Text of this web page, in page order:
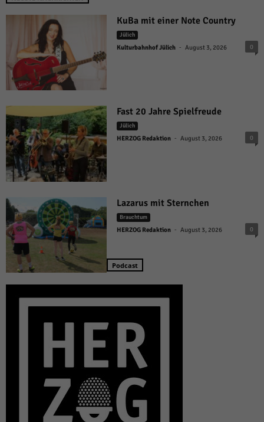
KuBa mit einer Note Country
Jülich
Kulturbahnhof Jülich - August 3, 2026 0
Fast 20 Jahre Spielfreude
Jülich
HERZOG Redaktion - August 3, 2026 0
Lazarus mit Sternchen
Brauchtum
HERZOG Redaktion - August 3, 2026 0
Podcast